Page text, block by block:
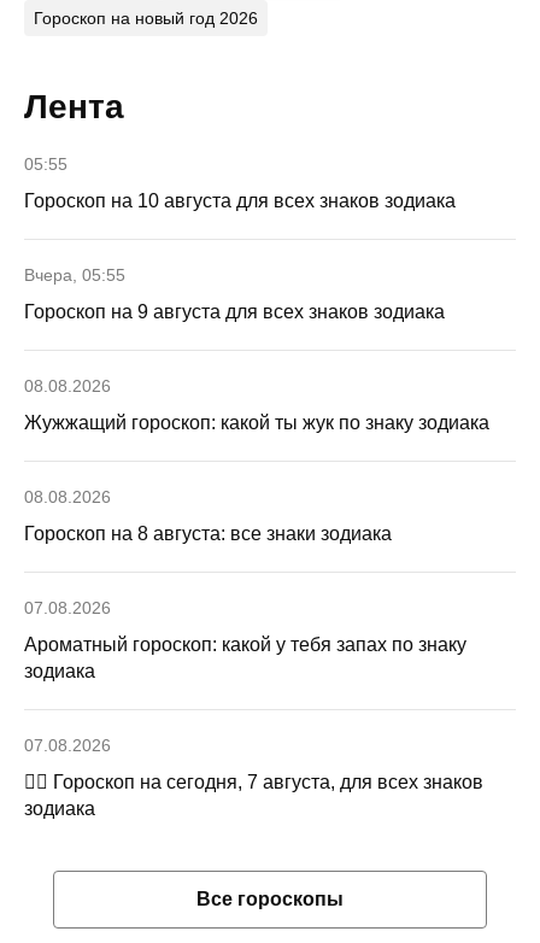
Гороскоп на новый год 2026
Лента
05:55
Гороскоп на 10 августа для всех знаков зодиака
Вчера, 05:55
Гороскоп на 9 августа для всех знаков зодиака
08.08.2026
Жужжащий гороскоп: какой ты жук по знаку зодиака
08.08.2026
Гороскоп на 8 августа: все знаки зодиака
07.08.2026
Ароматный гороскоп: какой у тебя запах по знаку
зодиака
07.08.2026
🧙‍♀ Гороскоп на сегодня, 7 августа, для всех знаков
зодиака
Все гороскопы